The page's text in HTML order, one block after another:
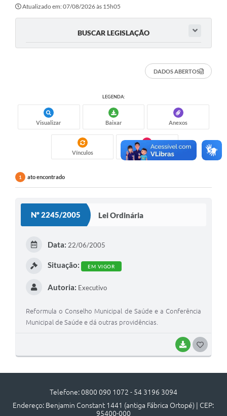
A Cidade
Transparência
EMPREGA
Multimídia
Lei Geral de Proteção de dados - LGPD
Acesso à Informação
Turismo em São Chico
Guia Credenciamento Pregao Online Banrisul
Valores Terra Nua - VTN
Plano de Saneamento
Devedores de ICMS/IPVA.
UAB - Universidade Aberta do Brasil
Atualizado em: 07/08/2026 às 15h05
BUSCAR LEGISLAÇÃO
DADOS ABERTOS
LEGENDA:
Visualizar Baixar Anexos
Vínculos Gostei
1 ato encontrado
Nº 2245/2005 Lei Ordinária
BAIXAR
E
Data: 22/06/2005
Situação: EM VIGOR
Autoria: Executivo
Reformula o Conselho Municipal de Saúde e a Conferência
Municipal de Saúde e dá outras providências.
Telefone: 0800 090 1072 - 54 3196 3094
Endereço: Benjamin Constant 1441 (antiga Fábrica Ortopé) | CEP:
95400-000